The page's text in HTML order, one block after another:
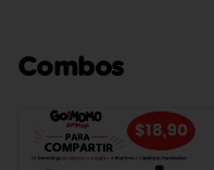
Combos